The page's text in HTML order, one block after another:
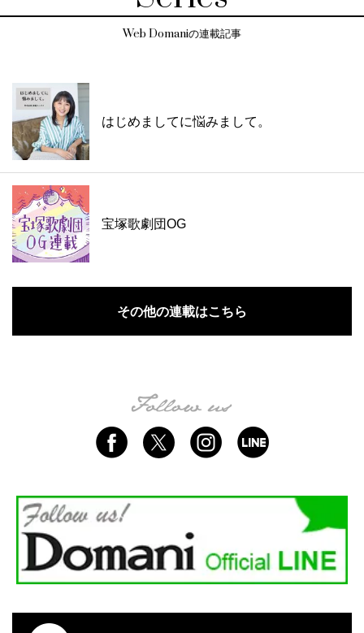
Web Domaniの連載記事
はじめましてに悩みまして。
宝塚歌劇団OG
その他の連載はこちら